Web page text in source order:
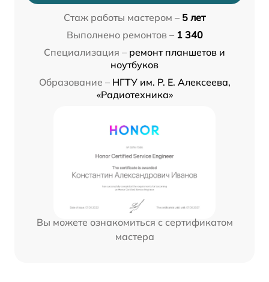
Стаж работы мастером – 5 лет
Выполнено ремонтов – 1 340
Специализация – ремонт планшетов и
ноутбуков
Образование – НГТУ им. Р. Е. Алексеева,
«Радиотехника»
Вы можете ознакомиться с сертификатом
мастера